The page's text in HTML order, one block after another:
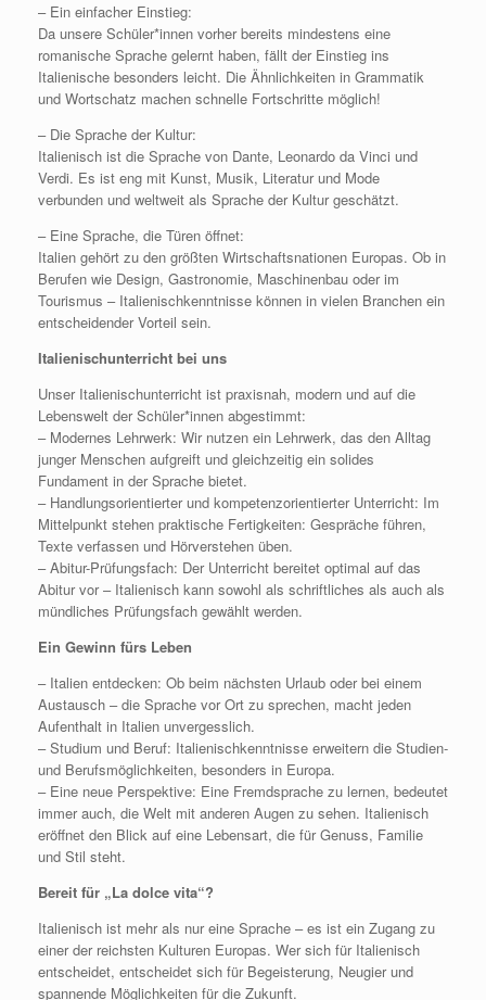
– Ein einfacher Einstieg:
Da unsere Schüler*innen vorher bereits mindestens eine
romanische Sprache gelernt haben, fällt der Einstieg ins
Italienische besonders leicht. Die Ähnlichkeiten in Grammatik
und Wortschatz machen schnelle Fortschritte möglich!
– Die Sprache der Kultur:
Italienisch ist die Sprache von Dante, Leonardo da Vinci und
Verdi. Es ist eng mit Kunst, Musik, Literatur und Mode
verbunden und weltweit als Sprache der Kultur geschätzt.
– Eine Sprache, die Türen öffnet:
Italien gehört zu den größten Wirtschaftsnationen Europas. Ob in
Berufen wie Design, Gastronomie, Maschinenbau oder im
Tourismus – Italienischkenntnisse können in vielen Branchen ein
entscheidender Vorteil sein.
Italienischunterricht bei uns
Unser Italienischunterricht ist praxisnah, modern und auf die
Lebenswelt der Schüler*innen abgestimmt:
– Modernes Lehrwerk: Wir nutzen ein Lehrwerk, das den Alltag
junger Menschen aufgreift und gleichzeitig ein solides
Fundament in der Sprache bietet.
– Handlungsorientierter und kompetenzorientierter Unterricht: Im
Mittelpunkt stehen praktische Fertigkeiten: Gespräche führen,
Texte verfassen und Hörverstehen üben.
– Abitur-Prüfungsfach: Der Unterricht bereitet optimal auf das
Abitur vor – Italienisch kann sowohl als schriftliches als auch als
mündliches Prüfungsfach gewählt werden.
Ein Gewinn fürs Leben
– Italien entdecken: Ob beim nächsten Urlaub oder bei einem
Austausch – die Sprache vor Ort zu sprechen, macht jeden
Aufenthalt in Italien unvergesslich.
– Studium und Beruf: Italienischkenntnisse erweitern die Studien-
und Berufsmöglichkeiten, besonders in Europa.
– Eine neue Perspektive: Eine Fremdsprache zu lernen, bedeutet
immer auch, die Welt mit anderen Augen zu sehen. Italienisch
eröffnet den Blick auf eine Lebensart, die für Genuss, Familie
und Stil steht.
Bereit für „La dolce vita“?
Italienisch ist mehr als nur eine Sprache – es ist ein Zugang zu
einer der reichsten Kulturen Europas. Wer sich für Italienisch
entscheidet, entscheidet sich für Begeisterung, Neugier und
spannende Möglichkeiten für die Zukunft.